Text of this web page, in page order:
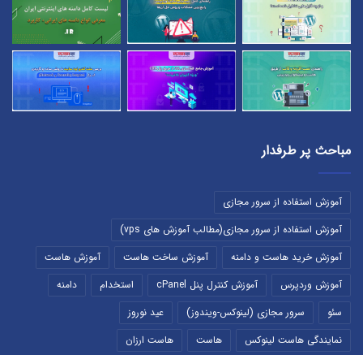
مباحث پر طرفدار
آموزش استفاده از سرور مجازی
آموزش استفاده از سرور مجازی(مطالب آموزش های vps)
آموزش خرید هاست و دامنه
آموزش ساخت هاست
آموزش هاست
آموزش وردپرس
آموزش کنترل پنل cPanel استخدام
دامنه
سئو
سرور مجازی (لینوکس-ویندوز)
عید نوروز
نمایندگی هاست لینوکس
هاست هاست ارزان